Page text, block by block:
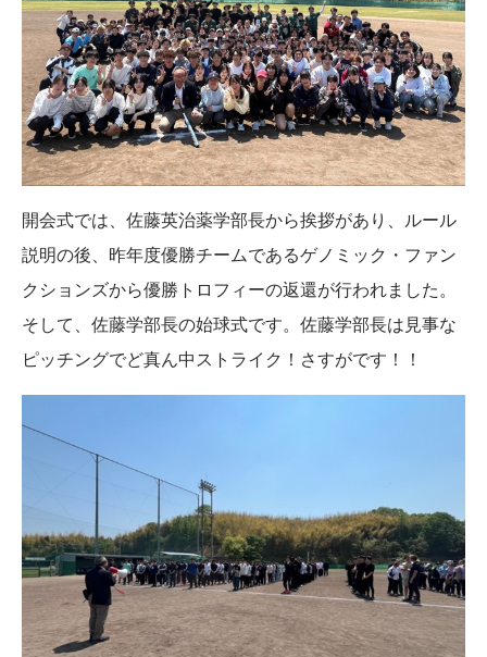
開会式では、佐藤英治薬学部長から挨拶があり、ルール
説明の後、昨年度優勝チームであるゲノミック・ファン
クションズから優勝トロフィーの返還が行われました。
そして、佐藤学部長の始球式です。佐藤学部長は見事な
ピッチングでど真ん中ストライク！さすがです！！